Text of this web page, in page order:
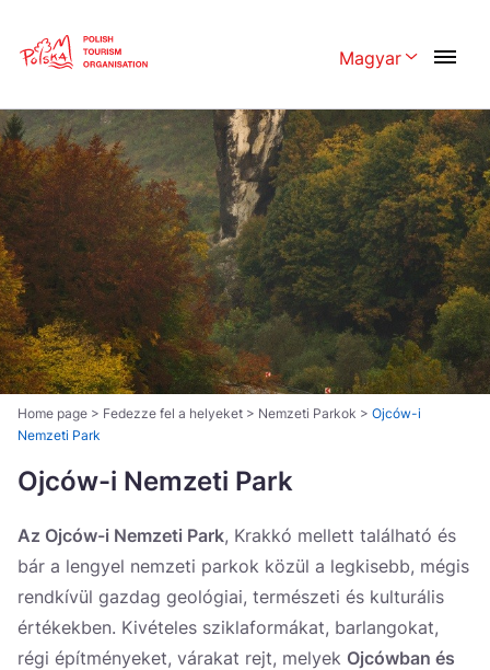
Magyar
Polski English
Česká 中国
Dansk Deutschland
Español Français
Italiano Magyar
Nederlands 日本語
Português Norsk
Україна
Zamknij
Home page > Fedezze fel a helyeket > Nemzeti Parkok > Ojców-i
Nemzeti Park
Ojców-i Nemzeti Park
Az Ojców-i Nemzeti Park, Krakkó mellett található és
bár a lengyel nemzeti parkok közül a legkisebb, mégis
rendkívül gazdag geológiai, természeti és kulturális
értékekben. Kivételes sziklaformákat, barlangokat,
régi építményeket, várakat rejt, melyek Ojcówban és